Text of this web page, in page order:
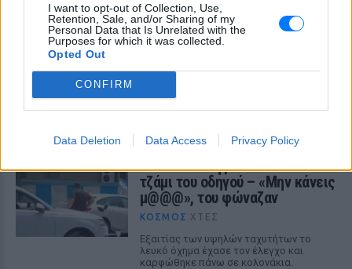
I want to opt-out of Collection, Use,
Retention, Sale, and/or Sharing of my
Personal Data that Is Unrelated with the
Purposes for which it was collected.
Opted Out
CONFIRM
Data Deletion Data Access Privacy Policy
γυναίκα και το παιδί μου, τα
έχασα όλα» ‑ Ο πόνος του
πατέρα
σκοτώθηκαν σε μετωπική σύγκρουση με
φορτηγό στην επαρχιακή οδό Αμφίπολης
Καταδίωξη στο κέντρο της
Θεσσαλονίκης: Έσπασαν το
τζάμι του οδηγού – «Μην κάνεις
μ@@@», του φώναζαν
ΚΌΣΜΟΣ ΧΤΕΣ
Εξαιτίας των υψηλών ταχυτήτων το
λευκό όχημα έχασε τον έλεγχο και
καρφώθηκε πάνω σε κολονάκια.